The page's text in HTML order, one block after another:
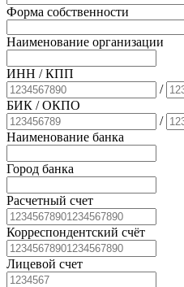
Форма собственности
Наименование организации
ИНН / КПП
/
БИК / ОКПО
/
Наименование банка
Город банка
Расчетный счет
Корреспондентский счёт
Лицевой счет